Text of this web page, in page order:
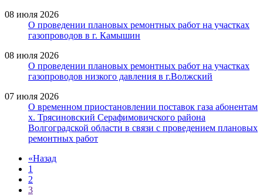
08 июля 2026
О проведении плановых ремонтных работ на участках
газопроводов в г. Камышин
08 июля 2026
О проведении плановых ремонтных работ на участках
газопроводов низкого давления в г.Волжский
07 июля 2026
О временном приостановлении поставок газа абонентам
х. Трясиновский Серафимовичского района
Волгоградской области в связи с проведением плановых
ремонтных работ
«Назад
1
2
3